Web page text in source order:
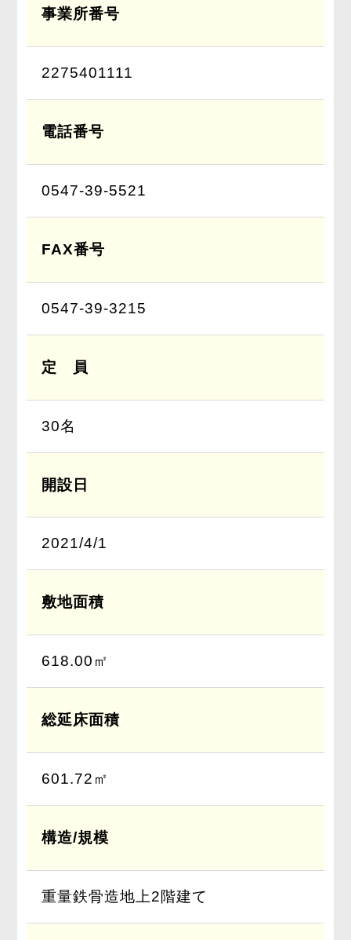
事業所番号
2275401111
電話番号
0547-39-5521
FAX番号
0547-39-3215
定 員
30名
開設日
2021/4/1
敷地面積
618.00㎡
総延床面積
601.72㎡
構造/規模
重量鉄骨造地上2階建て